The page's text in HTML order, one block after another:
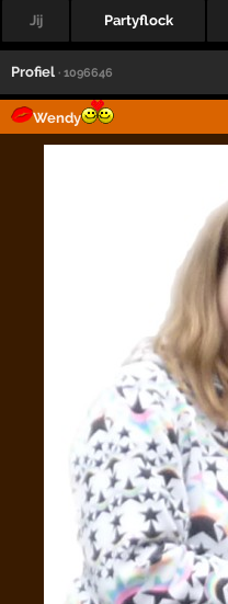
Jij Partyflock
Profiel · 1096646
Wendy